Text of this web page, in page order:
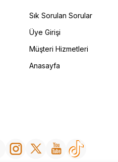
Sık Sorulan Sorular
Üye Girişi
Müşteri Hizmetleri
Anasayfa